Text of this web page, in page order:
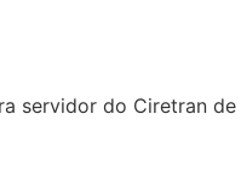
servidor do Ciretran de